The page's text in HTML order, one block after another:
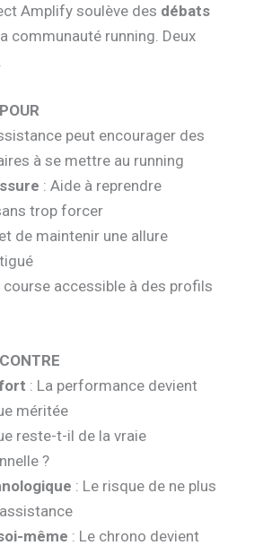
Amplify soulève des débats
communauté running. Deux
peut encourager des
à se mettre au running
: Aide à reprendre
trop forcer
de maintenir une allure
course accessible à des profils
: La performance devient
méritée
reste-t-il de la vraie
?
: Le risque de ne plus
même : Le chrono devient